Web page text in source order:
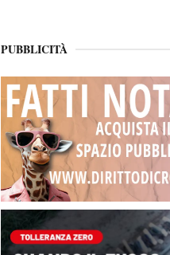
PUBBLICITÀ